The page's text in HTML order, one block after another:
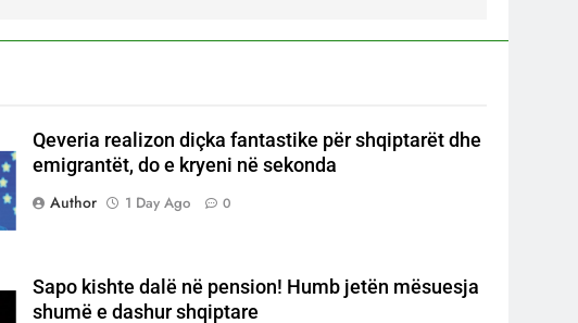
Qeveria realizon diçka fantastike për shqiptarët dhe
emigrantët, do e kryeni në sekonda
Author
1 Day Ago 0
Sapo kishte dalë në pension! Humb jetën mësuesja
shumë e dashur shqiptare